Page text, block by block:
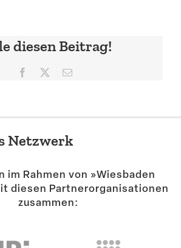
diesen Beitrag!
Facebook E-
Netzwerk
im Rahmen von »Wiesbaden
diesen Partner­or­ga­ni­sa­tionen
zusammen: